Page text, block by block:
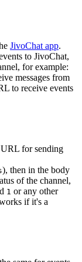
JivoChat app.
to JivoChat,
for example:
messages from
to receive events
for sending
), then in the body
of the channel,
1 or any other
if it's a